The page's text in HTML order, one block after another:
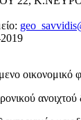
οικονομικό
ανοιχτού